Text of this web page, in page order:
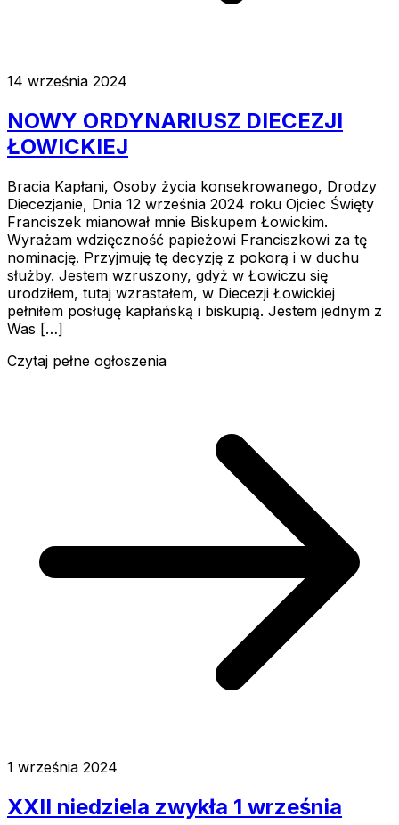
14 września 2024
NOWY ORDYNARIUSZ DIECEZJI
ŁOWICKIEJ
Bracia Kapłani, Osoby życia konsekrowanego, Drodzy
Diecezjanie, Dnia 12 września 2024 roku Ojciec Święty
Franciszek mianował mnie Biskupem Łowickim.
Wyrażam wdzięczność papieżowi Franciszkowi za tę
nominację. Przyjmuję tę decyzję z pokorą i w duchu
służby. Jestem wzruszony, gdyż w Łowiczu się
urodziłem, tutaj wzrastałem, w Diecezji Łowickiej
pełniłem posługę kapłańską i biskupią. Jestem jednym z
Was […]
Czytaj pełne ogłoszenia
1 września 2024
XXII niedziela zwykła 1 września